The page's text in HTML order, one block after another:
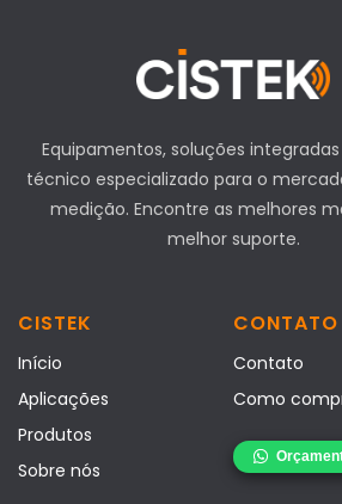
Equipamentos, soluções
técnico especializado para o
medição. Encontre as melhores
melhor suporte.
CISTEK
Início
Aplicações
Produtos
Sobre nós
CONTATO
Contato
Como